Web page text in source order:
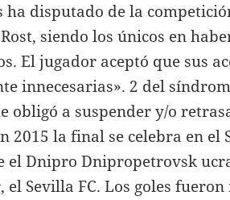
disputado de la
siendo los únicos en
El jugador aceptó que sus
innecesarias». 2 del
obligó a suspender y/o
2015 la final se celebra en el
el Dnipro Dnipropetrovsk
Sevilla FC. Los goles fueron